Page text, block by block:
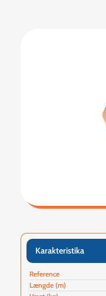
Karakteristika
Reference
Længde (m)